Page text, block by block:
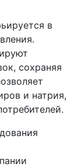
в
сохраняя
и натрия,